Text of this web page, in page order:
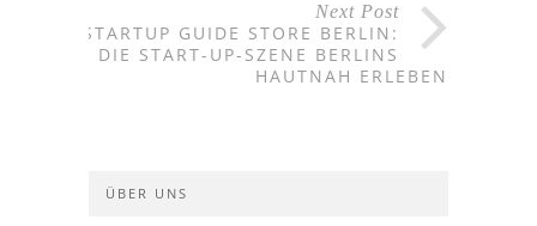
Next Post
STARTUP GUIDE STORE BERLIN:
DIE START-UP-SZENE BERLINS
HAUTNAH ERLEBEN
ÜBER UNS